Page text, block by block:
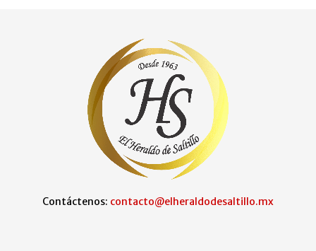
Contáctenos: contacto@elheraldodesaltillo.mx